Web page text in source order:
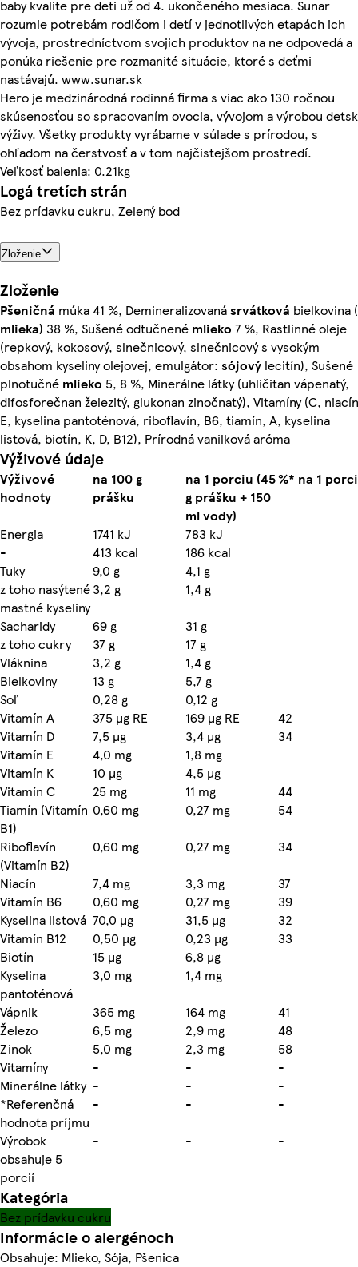
baby kvalite pre deti už od 4. ukončeného mesiaca. Sunar
rozumie potrebám rodičom i detí v jednotlivých etapách ich
vývoja, prostredníctvom svojich produktov na ne odpovedá a
ponúka riešenie pre rozmanité situácie, ktoré s deťmi
nastávajú. www.sunar.sk
Hero je medzinárodná rodinná firma s viac ako 130 ročnou
skúsenosťou so spracovaním ovocia, vývojom a výrobou
výživy. Všetky produkty vyrábame v súlade s prírodou, s
ohľadom na čerstvosť a v tom najčistejšom prostredí.
Veľkosť balenia: 0.21kg
Logá tretích strán
Bez prídavku cukru, Zelený bod
Zloženie
Zloženie
Pšeničná múka 41 %, Demineralizovanásrvátková bielkovina
mlieka) 38 %, Sušené odtučnené mlieko 7 %, Rastlinné oleje
(repkový, kokosový, slnečnicový, slnečnicový s vysokým
obsahom kyseliny olejovej, emulgátor: sójový lecitín), Sušené
plnotučné mlieko 5, 8 %, Minerálne látky (uhličitan vápenatý,
difosforečnan železitý, glukonan zinočnatý), Vitamíny (C,
E, kyselina pantoténová, riboflavín, B6, tiamín, A, kyselina
listová, biotín, K, D, B12), Prírodná vanilková aróma
Výživové údaje
Výživové
hodnoty
na 100 g
prášku
na 1 porciu (45
g prášku + 150
ml vody)
%* na 1
Energia 1741 kJ
783 kJ
-
413 kcal
186 kcal
Tuky
9,0 g
4,1 g
z toho nasýtené
mastné kyseliny
3,2 g
1,4 g
Sacharidy
69 g
31 g
z toho cukry
37 g
17 g
Vláknina
3,2 g
1,4 g
Bielkoviny
13 g
5,7 g
Soľ
0,28 g
0,12 g
Vitamín A
375 µg RE 169 µg RE
42
Vitamín D
7,5 µg 3,4 µg
34
Vitamín E
4,0 mg
1,8 mg
Vitamín K
10 µg
4,5 µg
Vitamín C
25 mg 11 mg
44
Tiamín (Vitamín
B1)
0,60 mg 0,27 mg
54
Riboflavín
(Vitamín B2)
0,60 mg 0,27 mg
34
Niacín
7,4 mg 3,3 mg
37
Vitamín B6
0,60 mg 0,27 mg
39
Kyselina listová 70,0 µg 31,5 µg
32
Vitamín B12
0,50 µg 0,23 µg
33
Biotín
15 µg
6,8 µg
Kyselina
pantoténová
3,0 mg
1,4 mg
Vápnik
365 mg 164 mg
41
Železo
6,5 mg 2,9 mg
48
Zinok
5,0 mg 2,3 mg
58
Vitamíny
- -
-
Minerálne látky - -
-
*Referenčná
hodnota príjmu
- -
-
Výrobok
obsahuje 5
porcií
- - -
Kategória
Bez prídavku cukru
Informácie o alergénoch
Obsahuje: Mlieko, Sója, Pšenica